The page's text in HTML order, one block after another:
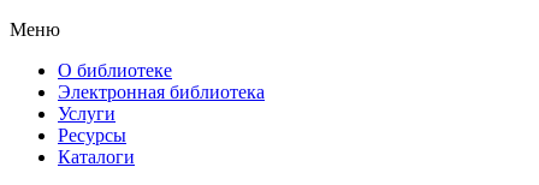
Меню
О библиотеке
Электронная библиотека
Услуги
Ресурсы
Каталоги